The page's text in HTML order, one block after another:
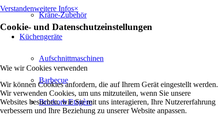
Kräne-Zubehör
Küchengeräte
Aufschnittmaschinen
Barbecue
Brotkorb Etagère
Verstandenweitere Infos×
Cookie- und Datenschutzeinstellungen
Wie wir Cookies verwenden
Wir können Cookies anfordern, die auf Ihrem Gerät eingestellt werden.
Wir verwenden Cookies, um uns mitzuteilen, wenn Sie unsere
Websites besuchen, wie Sie mit uns interagieren, Ihre Nutzererfahrung
verbessern und Ihre Beziehung zu unserer Website anpassen.